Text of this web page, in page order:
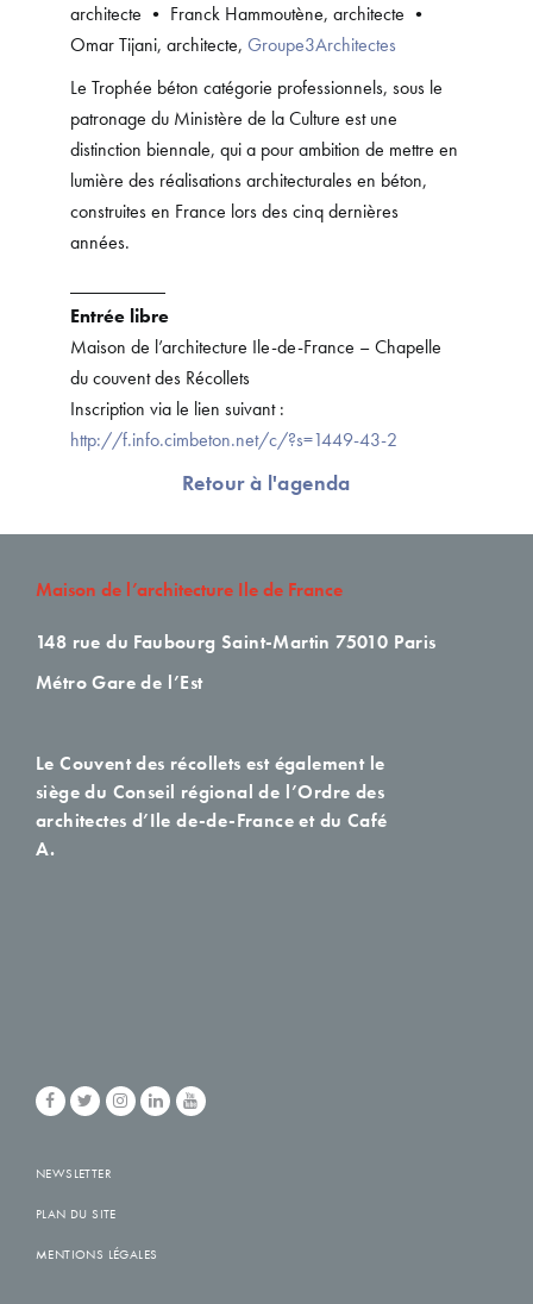
architecte • Franck Hammoutène, architecte •
Omar Tijani, architecte,Groupe3Architectes
Le Trophée béton catégorie professionnels, sous le
patronage du Ministère de la Culture est une
distinction biennale, qui a pour ambition de mettre en
lumière des réalisations architecturales en béton,
construites en France lors des cinq dernières
années.
Entrée libre
Maison de l’architecture Ile-de-France – Chapelle
du couvent des Récollets
Inscription via le lien suivant :
http://f.info.cimbeton.net/c/?s=1449-43-2
Retour à l'agenda
Maison de l’architecture Ile de France
148 rue du Faubourg Saint-Martin 75010 Paris
Métro Gare de l’Est
Le Couvent des récollets est également le
siège du Conseil régional de l’Ordre des
architectes d’Ile de-de-France et du Café
A.
NEWSLETTER
PLAN DU SITE
MENTIONS LÉGALES